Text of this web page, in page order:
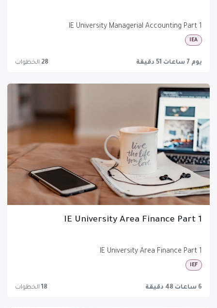
IE University Managerial Accounting Part 1
IEA
يوم 7 ساعات 51 دقيقة 28 الخطوات
IE University Area Finance Part 1
IE University Area Finance Part 1
IEF
6 ساعات 48 دقيقة 18 الخطوات